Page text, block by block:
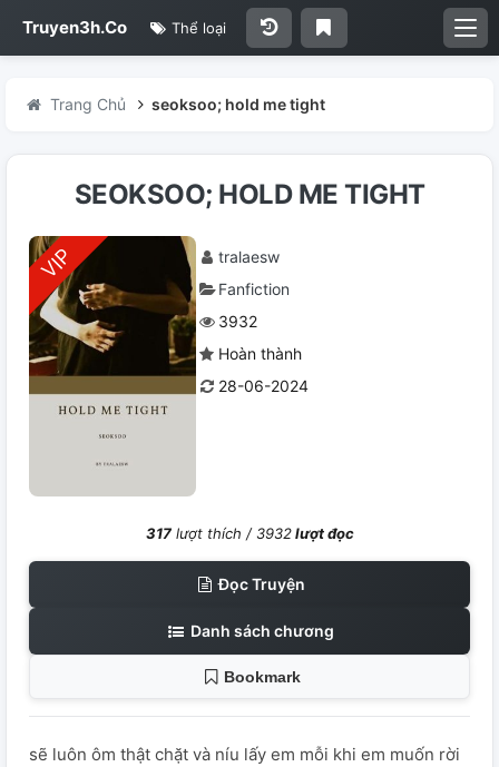
Truyen3h.Co Thể loại
Trang Chủ seoksoo; hold me tight
SEOKSOO; HOLD ME TIGHT
tralaesw
Fanfiction
3932
Hoàn thành
28-06-2024
317lượt thích /3932lượt đọc
Đọc Truyện
Danh sách chương
Bookmark
sẽ luôn ôm thật chặt và níu lấy em mỗi khi em muốn rời